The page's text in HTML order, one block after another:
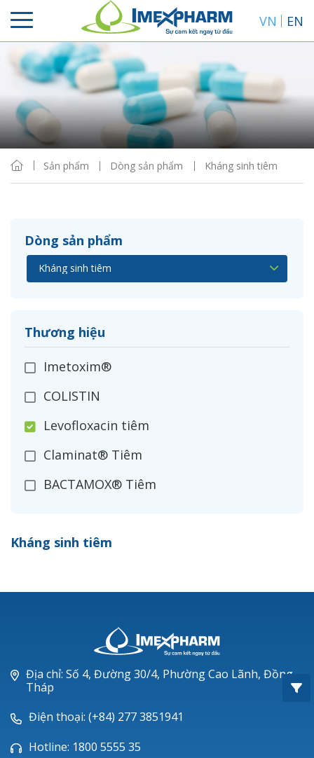
VN EN
Sản phẩm Dòng sản phẩm Kháng sinh tiêm
Dòng sản phẩm
Thương hiệu
Imetoxim®
COLISTIN
Levofloxacin tiêm
Claminat® Tiêm
BACTAMOX® Tiêm
Ceftizoxim®
Piperacillin
Ticarlinat®
Zobacta®
Bacsulfo®
Kháng sinh tiêm
Sắp xếp
Hiển thị
Địa chỉ: Số 4, Đường 30/4, Phường Cao Lãnh, Đồng
Tháp
Điện thoại: (+84) 277 3851941
Hotline: 1800 5555 35